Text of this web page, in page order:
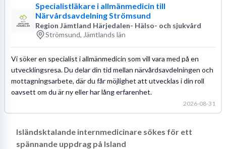
Specialistläkare i allmänmedicin till
Närvårdsavdelning Strömsund
Region Jämtland Härjedalen- Hälso- och sjukvård
Strömsund, Jämtlands län
Vi söker en specialist i allmänmedicin som vill vara med på en
utvecklingsresa. Du delar din tid mellan närvårdsavdelningen och
mottagningsarbete, där du får möjlighet att utvecklas i din roll
oavsett om du är ny eller har lång erfarenhet.
2026-08-31
Isländsktalande internmedicinare sökes för ett
spännande uppdrag på Island